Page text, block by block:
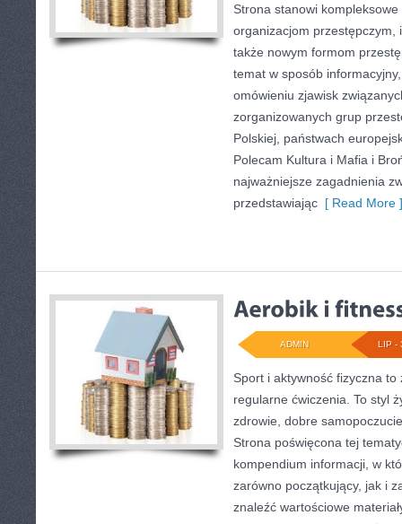
Strona stanowi
organizacjom przestępczym,
także nowym formom
temat w sposób
omówieniu zjawisk
zorganizowanych grup
Polskiej, państwach
Polecam Kultura i Mafia i
najważniejsze zagadnienia
przedstawiając [ Read More ]
LIP -
ADMIN
Sport i aktywność fizyczna
regularne ćwiczenia. To styl
zdrowie, dobre
Strona poświęcona tej
kompendium informacji, w
zarówno początkujący, jak i
znaleźć wartościowe